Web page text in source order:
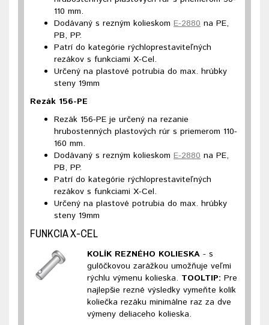
110 mm.
Dodávaný s rezným kolieskom E-2880 na PE,
PB, PP.
Patrí do kategórie rýchloprestaviteľných
rezákov s funkciami X-Cel.
Určený na plastové potrubia do max. hrúbky
steny 19mm
Rezák 156-PE
Rezák 156-PE je určený na rezanie
hrubostenných plastových rúr s priemerom 110-
160 mm.
Dodávaný s rezným kolieskom E-2880 na PE,
PB, PP.
Patrí do kategórie rýchloprestaviteľných
rezákov s funkciami X-Cel.
Určený na plastové potrubia do max. hrúbky
steny 19mm
FUNKCIA X-CEL
KOLÍK REZNÉHO KOLIESKA- s
gulôčkovou zarážkou umožňuje veľmi
rýchlu výmenu kolieska. TOOLTIP: Pre
najlepšie rezné výsledky vymeňte kolík
koliečka rezáku minimálne raz za dve
výmeny deliaceho kolieska.